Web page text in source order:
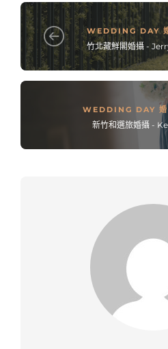
WEDDING DAY
竹北藏鮮閣婚攝 -
WEDDING DAY 婚
新竹和選旅婚攝 -